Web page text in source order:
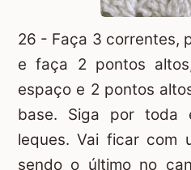
26 - Faça 3 correntes,
e faça 2 pontos
espaço e 2 pontos
base. Siga por toda
leques. Vai ficar com
sendo o último no